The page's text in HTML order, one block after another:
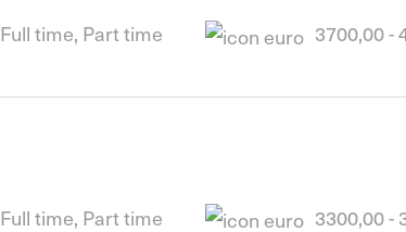
Full time, Part time 3700,00 -
Full time, Part time 3300,00 -